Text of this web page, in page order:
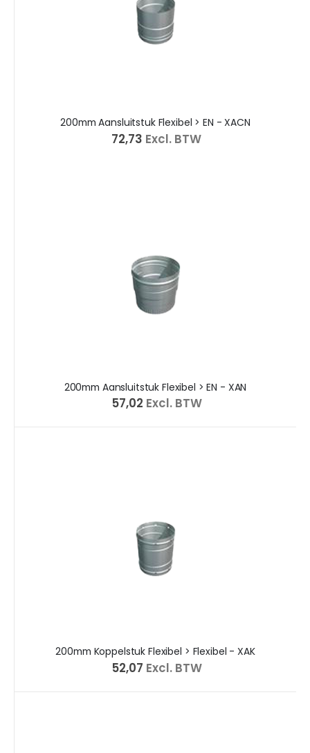
200mm Aansluitstuk Flexibel > EN - XACN
€ 72,73 Excl. BTW
200mm Aansluitstuk Flexibel > EN - XAN
€ 57,02 Excl. BTW
200mm Koppelstuk Flexibel > Flexibel - XAK
€ 52,07 Excl. BTW